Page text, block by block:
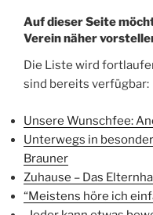
Auf dieser Seite
Verein näher
Die Liste wird
sind bereits verfügbar:
Unsere Wunschfee:
Unterwegs in
Brauner
Zuhause – Das
“Meistens höre ich